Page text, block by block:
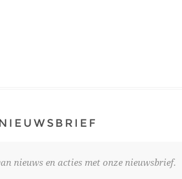
nieuws en acties met onze nieuwsbrief.